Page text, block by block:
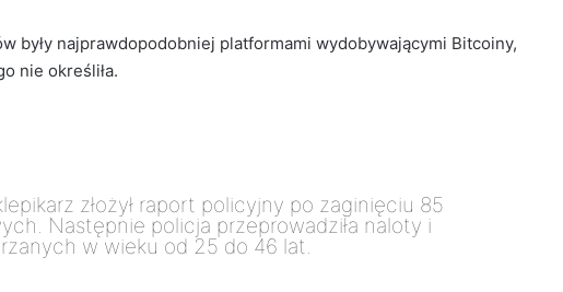
były najprawdopodobniej platformami wydobywającymi Bitcoiny,
nie określiła.
złożył raport policyjny po zaginięciu 85
Następnie policja przeprowadziła naloty i
w wieku od 25 do 46 lat.